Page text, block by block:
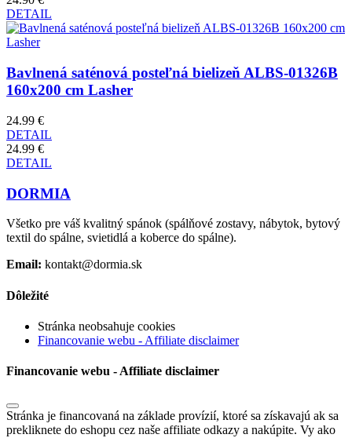
DETAIL
Bavlnená saténová posteľná bielizeň ALBS-01326B
160x200 cm Lasher
24.99 €
DETAIL
24.99 €
DETAIL
DORMIA
Všetko pre váš kvalitný spánok (spálňové zostavy, nábytok, bytový
textil do spálne, svietidlá a koberce do spálne).
Email: kontakt@dormia.sk
Dôležité
Stránka neobsahuje cookies
Financovanie webu - Affiliate disclaimer
Financovanie webu - Affiliate disclaimer
Stránka je financovaná na základe provízií, ktoré sa získavajú ak sa
prekliknete do eshopu cez naše affiliate odkazy a nakúpite. Vy ako